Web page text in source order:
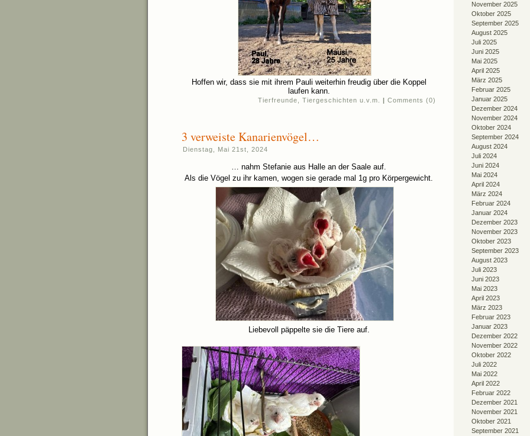
Hoffen wir, dass sie mit ihrem Pauli weiterhin freudig über die Koppel
laufen kann.
Tierfreunde ,Tiergeschichten u.v.m. | Comments (0)
3 verweiste Kanarienvögel…
Dienstag, Mai 21st, 2024
… nahm Stefanie aus Halle an der Saale auf.
Als die Vögel zu ihr kamen, wogen sie gerade mal 1g pro Körpergewicht.
Liebevoll päppelte sie die Tiere auf.
November 2025
Oktober 2025
September 2025
August 2025
Juli 2025
Juni 2025
Mai 2025
April 2025
März 2025
Februar 2025
Januar 2025
Dezember 2024
November 2024
Oktober 2024
September 2024
August 2024
Juli 2024
Juni 2024
Mai 2024
April 2024
März 2024
Februar 2024
Januar 2024
Dezember 2023
November 2023
Oktober 2023
September 2023
August 2023
Juli 2023
Juni 2023
Mai 2023
April 2023
März 2023
Februar 2023
Januar 2023
Dezember 2022
November 2022
Oktober 2022
Juli 2022
Mai 2022
April 2022
Februar 2022
Dezember 2021
November 2021
Oktober 2021
September 2021